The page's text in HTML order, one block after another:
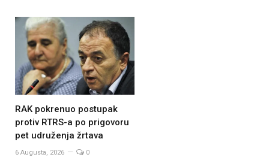
RAK pokrenuo postupak
protiv RTRS-a po prigovoru
pet udruženja žrtava
6 Augusta, 2026 0